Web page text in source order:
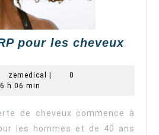
pour les cheveux
zemedical zemedical
|
0
h 06 min
de cheveux commence à
les hommes et de 40 ans